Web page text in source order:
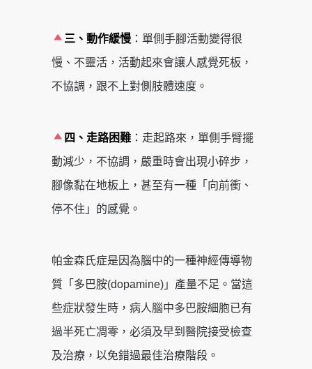
三、動作緩慢 ：單側手腳活動變得很
慢、不靈活，活動起來會讓人感覺死板，
不協調，跟不上對側肢體速度。
四、走路困難 ：走起路來，單側手臂擺
動減少，不協調，嚴重時會出現小碎步，
腳像黏在地板上，甚至有一種「向前衝、
停不住」的感覺。
帕金森氏症是因為腦中的一種神經傳導物
質「多巴胺(dopamine)」產量不足。當這
些症狀發生時，病人腦中多巴胺細胞已有
過半死亡凋零，必須及早到醫院接受檢查
及治療，以免錯過最佳治療階段。